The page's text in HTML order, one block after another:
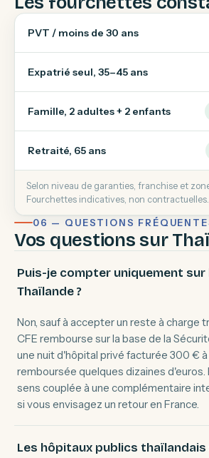
PVT / moins de 30 ans
Expatrié seul, 35–45 ans
Famille, 2 adultes + 2 enfants
Retraité, 65 ans
Selon niveau de garanties, franchise et
Fourchettes indicatives, non contractuelles.
06 — QUESTIONS
Vos questions sur
Puis-je compter uniquement sur
Thaïlande ?
Non, sauf à accepter un reste à charge
CFE rembourse sur la base de la
une nuit d'hôpital privé facturée 300 €
remboursée quelques dizaines d'euros.
sens couplée à une complémentaire
si vous envisagez un retour en France.
Les hôpitaux publics